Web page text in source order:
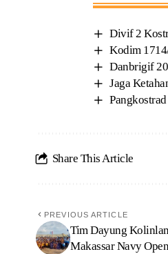
Divif 2
Kodim
Danbrigif
Jaga
Share This Article
PREVIOUS ARTICLE
Tim Dayung
Makassar Navy